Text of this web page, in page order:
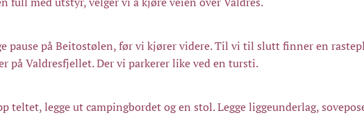
pause på Beitostølen, før vi kjører videre. Til vi til slutt finner en
på Valdresfjellet. Der vi parkerer like ved en tursti.
teltet, legge ut campingbordet og en stol. Legge liggeunderlag,